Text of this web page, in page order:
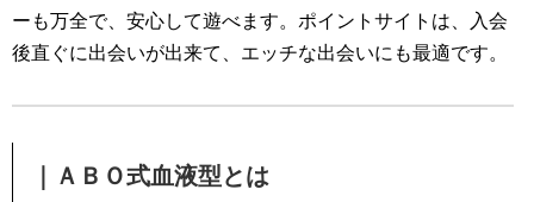
ーも万全で、安心して遊べます。ポイントサイトは、入会
後直ぐに出会いが出来て、エッチな出会いにも最適です。
｜ＡＢＯ式血液型とは